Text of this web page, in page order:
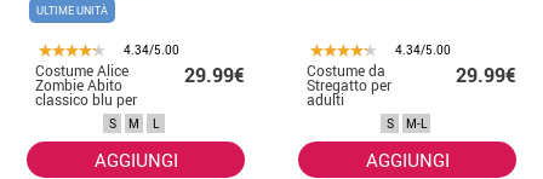
ULTIME UNITÀ
4.34/5.00
Costume Alice
Zombie Abito
classico blu per
29.99€
S M L
AGGIUNGI
4.34/5.00
Costume da
Stregatto per
adulti
29.99€
S M-L
AGGIUNGI